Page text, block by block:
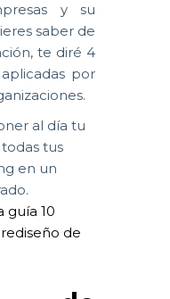
y su
saber de
te diré 4
por
al día tu
tus
en un
guía 10
de